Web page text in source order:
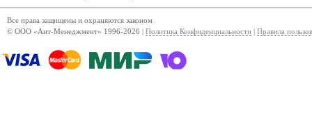
Все права защищены и охраняются законом
© ООО «Ант-Менеджмент» 1996-2026 | Политика Конфиденциальности Правила